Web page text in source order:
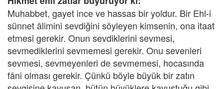
Muhabbet, gayet ince ve hassas bir yoldur. Bir Ehl-i
sünnet âlimini sevdiğini söyleyen kimsenin, ona itaat
etmesi gerekir. Onun sevdiklerini sevmesi,
sevmediklerini sevmemesi gerekir. Onu sevenleri
sevmesi, sevmeyenleri de sevmemesi, hocasında
fâni olması gerekir. Çünkü böyle büyük bir zatın